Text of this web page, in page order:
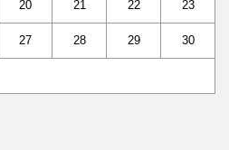
20 21 22 23
27 28 29 30